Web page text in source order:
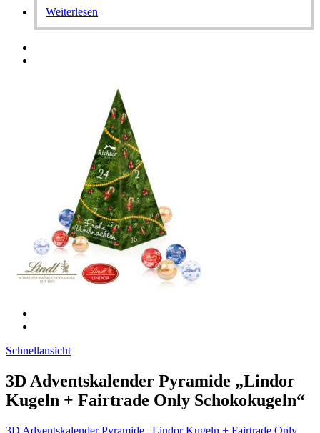
Weiterlesen
Schnellansicht
3D Adventskalender Pyramide „Lindor
Kugeln + Fairtrade Only Schokokugeln“
3D Adventskalender Pyramide „Lindor Kugeln + Fairtrade Only